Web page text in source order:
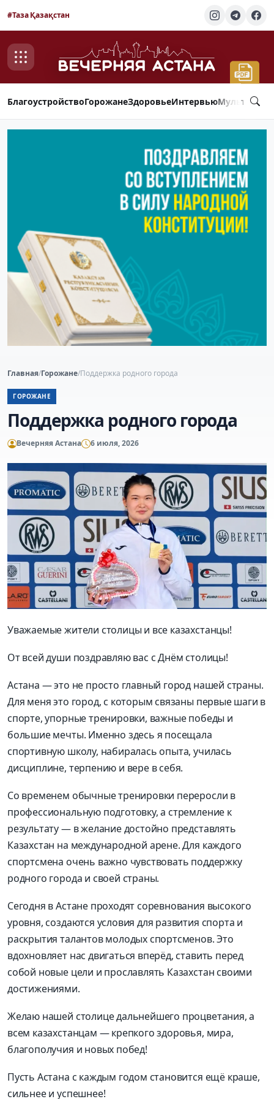
#Таза Қазақстан
БлагоустройствоГорожанеЗдоровьеИнтервью
Главная/Горожане/Поддержка родного города
ГОРОЖАНЕ
Поддержка родного города
Вечерняя Астана 6 июля, 2026
Уважаемые жители столицы и все казахстанцы!
От всей души поздравляю вас с Днём столицы!
Астана — это не просто главный город нашей страны.
Для меня это город, с которым связаны первые шаги в
спорте, упорные тренировки, важные победы и
большие мечты. Именно здесь я посещала
спортивную школу, набиралась опыта, училась
дисциплине, терпению и вере в себя.
Со временем обычные тренировки переросли в
профессиональную подготовку, а стремление к
результату — в желание достойно представлять
Казахстан на международной арене. Для каждого
спортсмена очень важно чувствовать поддержку
родного города и своей страны.
Сегодня в Астане проходят соревнования высокого
уровня, создаются условия для развития спорта и
раскрытия талантов молодых спортсменов. Это
вдохновляет нас двигаться вперёд, ставить перед
собой новые цели и прославлять Казахстан своими
достижениями.
Желаю нашей столице дальнейшего процветания, а
всем казахстанцам — крепкого здоровья, мира,
благополучия и новых побед!
Пусть Астана с каждым годом становится ещё краше,
сильнее и успешнее!